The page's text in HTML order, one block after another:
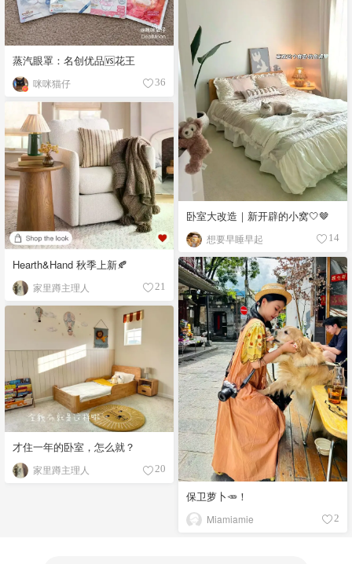
蒸汽眼罩：名创优品🆚花王
咪咪猫仔 36
卧室大改造｜新开辟的小窝🤍🤎
想要早睡早起 14
Hearth&Hand 秋季上新🍂
家里蹲主理人 21
保卫萝卜🥕！
Miamiamie 2
才住一年的卧室，怎么就？
家里蹲主理人 20